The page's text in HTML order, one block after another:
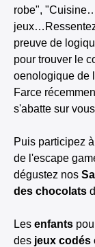
robe",
preuve de
pour trouver le
oenologique de
Farce
s'abatte sur
Puis participez
de l'escape
dégustez nos
des chocolats
Les enfants
des jeux codés